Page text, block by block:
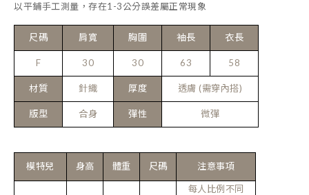
以平鋪手工測量，存在1-3公分誤差屬正常現象
尺碼 肩寬 胸圍 袖長 衣長
F 30 30 63 58
材質 針織 厚度 透膚 (需穿內搭)
版型 合身 彈性 微彈
模特兒 身高 體重 尺碼 注意事項
每人比例不同